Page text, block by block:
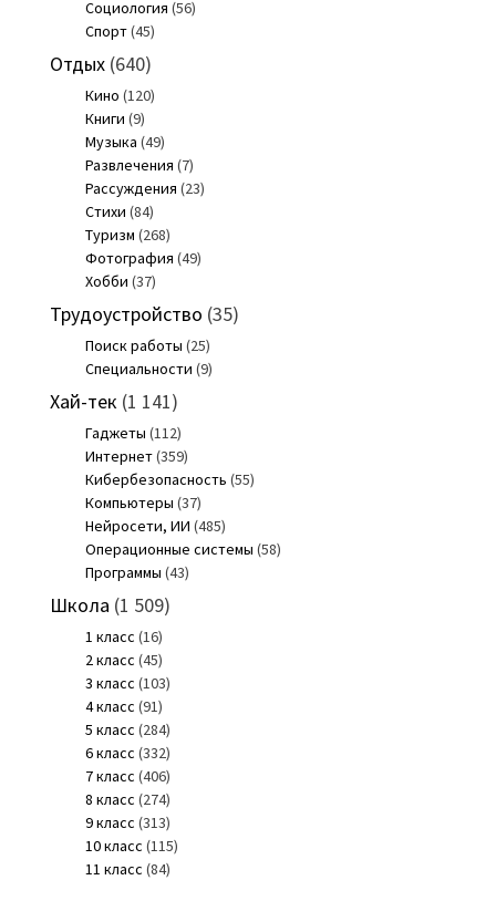
Социология (56)
Спорт(45)
Отдых(640)
Кино (120)
Книги (9)
Музыка (49)
Развлечения (7)
Рассуждения (23)
Стихи (84)
Туризм (268)
Фотография (49)
Хобби (37)
Трудоустройство (35)
Поиск работы (25)
Специальности (9)
Хай-тек (1 141)
Гаджеты (112)
Интернет(359)
Кибербезопасность (55)
Компьютеры (37)
Нейросети, ИИ (485)
Операционные системы (58)
Программы (43)
Школа (1 509)
1 класс (16)
2 класс (45)
3 класс (103)
4 класс (91)
5 класс (284)
6 класс (332)
7 класс (406)
8 класс (274)
9 класс (313)
10 класс (115)
11 класс (84)